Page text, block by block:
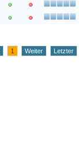
1 Weiter Letzter